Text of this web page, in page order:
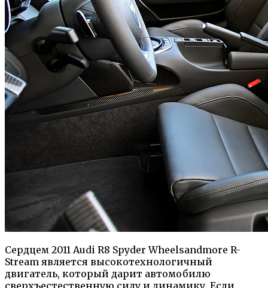
Сердцем 2011 Audi R8 Spyder Wheelsandmore R-
Stream является высокотехнологичный
двигатель, который дарит автомобилю
сверхъестественную силу и динамику. Если